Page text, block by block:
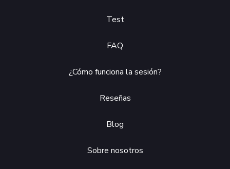
Test
FAQ
¿Cómo funciona la sesión?
Reseñas
Blog
Sobre nosotros